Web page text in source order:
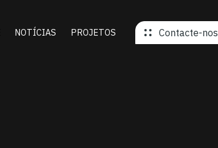
NOTÍCIAS PROJETOS Contacte-nos